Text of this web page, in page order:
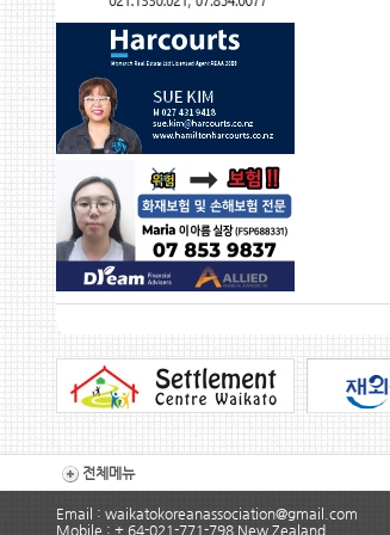
전체메뉴
Email : waikatokoreanassociation@gmail.com
Mobile : + 64-021-771-798 New Zealand